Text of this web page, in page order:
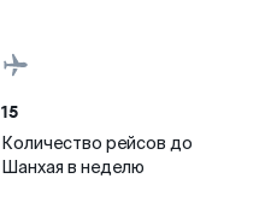
15
Количество рейсов до
Шанхая в неделю